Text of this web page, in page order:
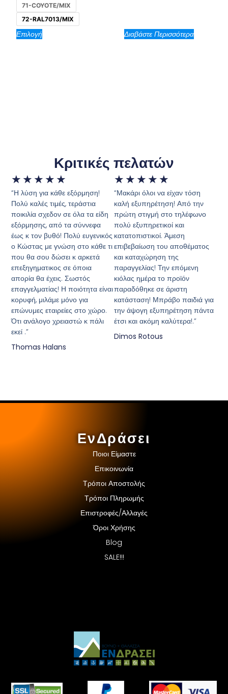
71-COYOTE/MIX
72-RAL7013/MIX
Επιλογή Διαβάστε Περισσότερα
Κριτικές πελατών
★ ★ ★ ★ ★
“Η λύση για κάθε εξόρμηση!
Πολύ καλές τιμές, τεράστια
ποικιλία σχεδον σε όλα τα είδη
εξόρμησης, από τα σύννεφα
έως κ τον βυθό! Πολύ ευγενικός
ο Κώστας με γνώση στο κάθε τι
που θα σου δώσει κ αρκετά
επεξηγηματικος σε όποια
απορία θα έχεις. Σωστός
επαγγελματίας! Η ποιότητα είναι
κορυφή, μιλάμε μόνο για
επώνυμες εταιρείες στο χώρο.
Ότι ανάλογο χρειαστώ κ πάλι
εκεί .”
Thomas Halans
★ ★ ★ ★ ★
“Μακάρι όλοι να είχαν τόση
καλή εξυπηρέτηση! Από την
πρώτη στιγμή στο τηλέφωνο
πολύ εξυπηρετικοί και
κατατοπιστικοί. Άμεση
επιβεβαίωση του αποθέματος
και καταχώρηση της
παραγγελίας! Την επόμενη
κιόλας ημέρα το προϊόν
παραδόθηκε σε άριστη
κατάσταση! Μπράβο παιδιά για
την άψογη εξυπηρέτηση πάντα
έτσι και ακόμη καλύτερα!.”
Dimos Rotous
ΕνΔράσει
Ποιοι Είμαστε
Επικοινωνία
Τρόποι Αποστολής
Τρόποι Πληρωμής
Επιστροφές/Αλλαγές
Όροι Χρήσης
Blog
SALE!!!